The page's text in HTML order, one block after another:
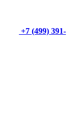
+7 (499) 391-